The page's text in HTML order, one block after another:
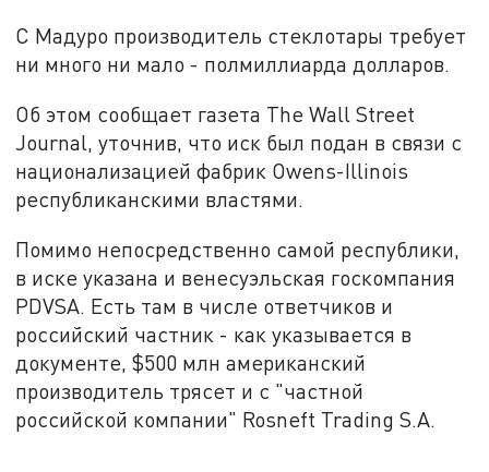
С Мадуро производитель стеклотары требует
ни много ни мало - полмиллиарда долларов.
Об этом сообщает газета The Wall Street
Journal, уточнив, что иск был подан в связи с
национализацией фабрик Owens-Illinois
республиканскими властями.
Помимо непосредственно самой республики,
в иске указана и венесуэльская госкомпания
PDVSA. Есть там в числе ответчиков и
российский частник - как указывается в
документе, $500 млн американский
производитель трясет и с "частной
российской компании" Rosneft Trading S.A.